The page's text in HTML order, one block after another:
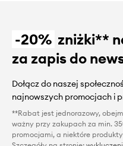
-20% zniżki**
za zapis do
Dołącz do naszej
najnowszych promocjach i
**Rabat jest jednorazowy,
ważny przy zakupach za min.
promocjami, a niektóre